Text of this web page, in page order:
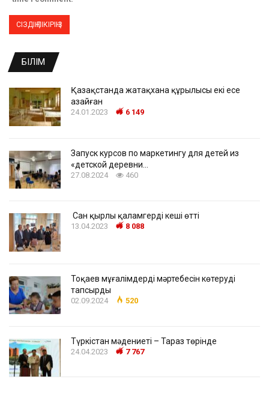
БІЛІМ
Қазақстанда жатақхана құрылысы екі есе
азайған
24.01.2023 6 149
Запуск курсов по маркетингу для детей из
«детской деревни…
27.08.2024 460
Сан қырлы қаламгердің кеші өтті
13.04.2023 8 088
Тоқаев мұғалімдердің мәртебесін көтеруді
тапсырды
02.09.2024 520
Түркістан мәдениеті – Тараз төрінде
24.04.2023 7 767